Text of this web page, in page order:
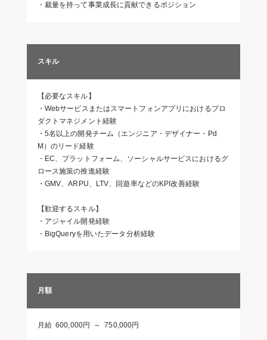
・裁量を持って事業成長に貢献できるポジション
スキル
【必要なスキル】
・Webサービスまたはスマートフォンアプリにおけるプロ
ダクトマネジメント経験
・5名以上の開発チーム（エンジニア・デザイナー・Pd
M）のリード経験
・EC、プラットフォーム、ソーシャルサービスにおけるグ
ロース施策の推進経験
・GMV、ARPU、LTV、回遊率などのKPI改善経験
【歓迎するスキル】
・アジャイル開発経験
・BigQueryを用いたデータ分析経験
月額
月給 600,000円 ～ 750,000円